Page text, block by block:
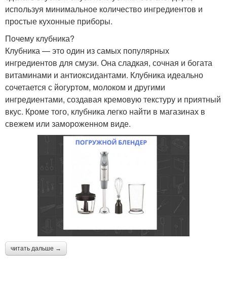
используя минимальное количество ингредиентов и
простые кухонные приборы.
Почему клубника?
Клубника — это один из самых популярных
ингредиентов для смузи. Она сладкая, сочная и богата
витаминами и антиоксидантами. Клубника идеально
сочетается с йогуртом, молоком и другими
ингредиентами, создавая кремовую текстуру и приятный
вкус. Кроме того, клубника легко найти в магазинах в
свежем или замороженном виде.
читать дальше →